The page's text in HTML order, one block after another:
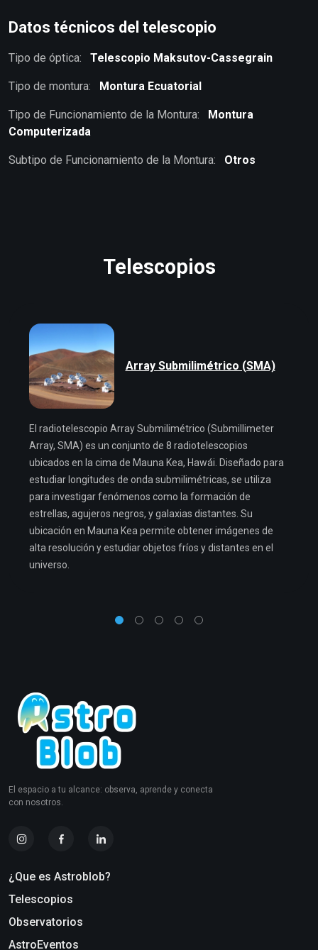
Datos técnicos del telescopio
Tipo de óptica: Telescopio Maksutov-Cassegrain
Tipo de montura: Montura Ecuatorial
Tipo de Funcionamiento de la Montura:
Montura
Computerizada
Subtipo de Funcionamiento de la Montura: Otros
Telescopios
Array Submilimétrico (SMA)
El radiotelescopio Array Submilimétrico (Submillimeter
Array, SMA) es un conjunto de 8 radiotelescopios
ubicados en la cima de Mauna Kea, Hawái. Diseñado para
estudiar longitudes de onda submilimétricas, se utiliza
para investigar fenómenos como la formación de
estrellas, agujeros negros, y galaxias distantes. Su
ubicación en Mauna Kea permite obtener imágenes de
alta resolución y estudiar objetos fríos y distantes en el
universo.
El espacio a tu alcance: observa, aprende y conecta
con nosotros.
¿Que es Astroblob?
Telescopios
Observatorios
AstroEventos